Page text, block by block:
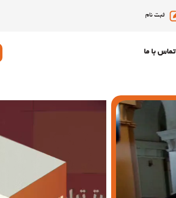
ثبت نام
تماس با ما